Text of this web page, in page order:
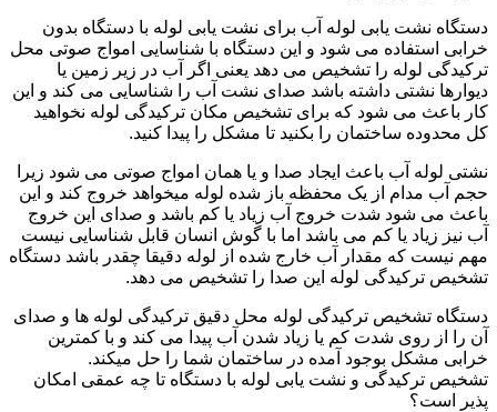
دستگاه نشت یابی لوله آب برای نشت یابی لوله با دستگاه بدون
خرابی استفاده می شود و این دستگاه با شناسایی امواج صوتی محل
ترکیدگی لوله را تشخیص می دهد یعنی اگر آب در زیر زمین یا
دیوارها نشتی داشته باشد صدای نشت آب را شناسایی می کند و این
کار باعث می شود که برای تشخیص مکان ترکیدگی لوله نخواهید
کل محدوده ساختمان را بکنید تا مشکل را پیدا کنید.
نشتی لوله آب باعث ایجاد صدا و یا همان امواج صوتی می شود زیرا
حجم آب مدام از یک محفظه باز شده لوله میخواهد خروج کند و این
باعث می شود شدت خروج آب زیاد یا کم باشد و صدای این خروج
آب نیز زیاد یا کم می باشد اما با گوش انسان قابل شناسایی نیست
مهم نیست که مقدار آب خارج شده از لوله دقیقا چقدر باشد دستگاه
تشخیص ترکیدگی لوله این صدا را تشخیص می دهد.
دستگاه تشخیص ترکیدگی لوله محل دقیق ترکیدگی لوله ها و صدای
آن را از روی شدت کم یا زیاد شدن آب پیدا می کند و با کمترین
خرابی مشکل بوجود آمده در ساختمان شما را حل میکند.
تشخیص ترکیدگی و نشت یابی لوله با دستگاه تا چه عمقی امکان
پذیر است؟